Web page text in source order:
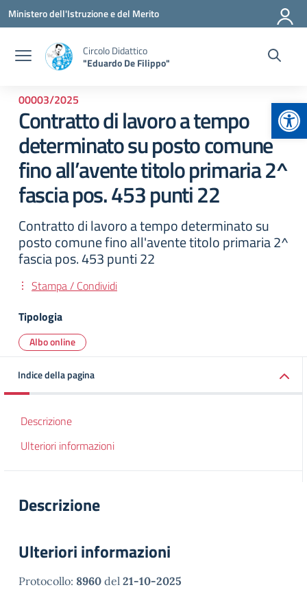
Vai ai contenuti
Vai al menu di navigazione
Vai al footer
Ministero dell'Istruzione e del Merito
Circolo Didattico
"Eduardo De Filippo"
00003/2025
Contratto di lavoro a tempo
determinato su posto comune
fino all’avente titolo primaria 2^
fascia pos. 453 punti 22
Contratto di lavoro a tempo determinato su
posto comune fino all'avente titolo primaria 2^
fascia pos. 453 punti 22
Stampa / Condividi
Tipologia
Albo online
Indice della pagina
Descrizione
Ulteriori informazioni
Descrizione
Ulteriori informazioni
Protocollo: 8960 del 21-10-2025